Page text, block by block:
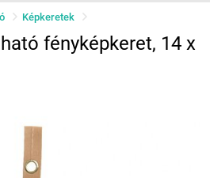
Képkeretek
fényképkeret, 14 x